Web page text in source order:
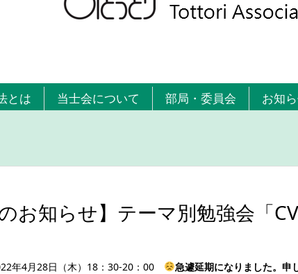
とは 当士会について 部局・委員会 お知
のお知らせ】テーマ別勉強会「
年4月28日（木）18：30-20：00
急遽延期になりました。申